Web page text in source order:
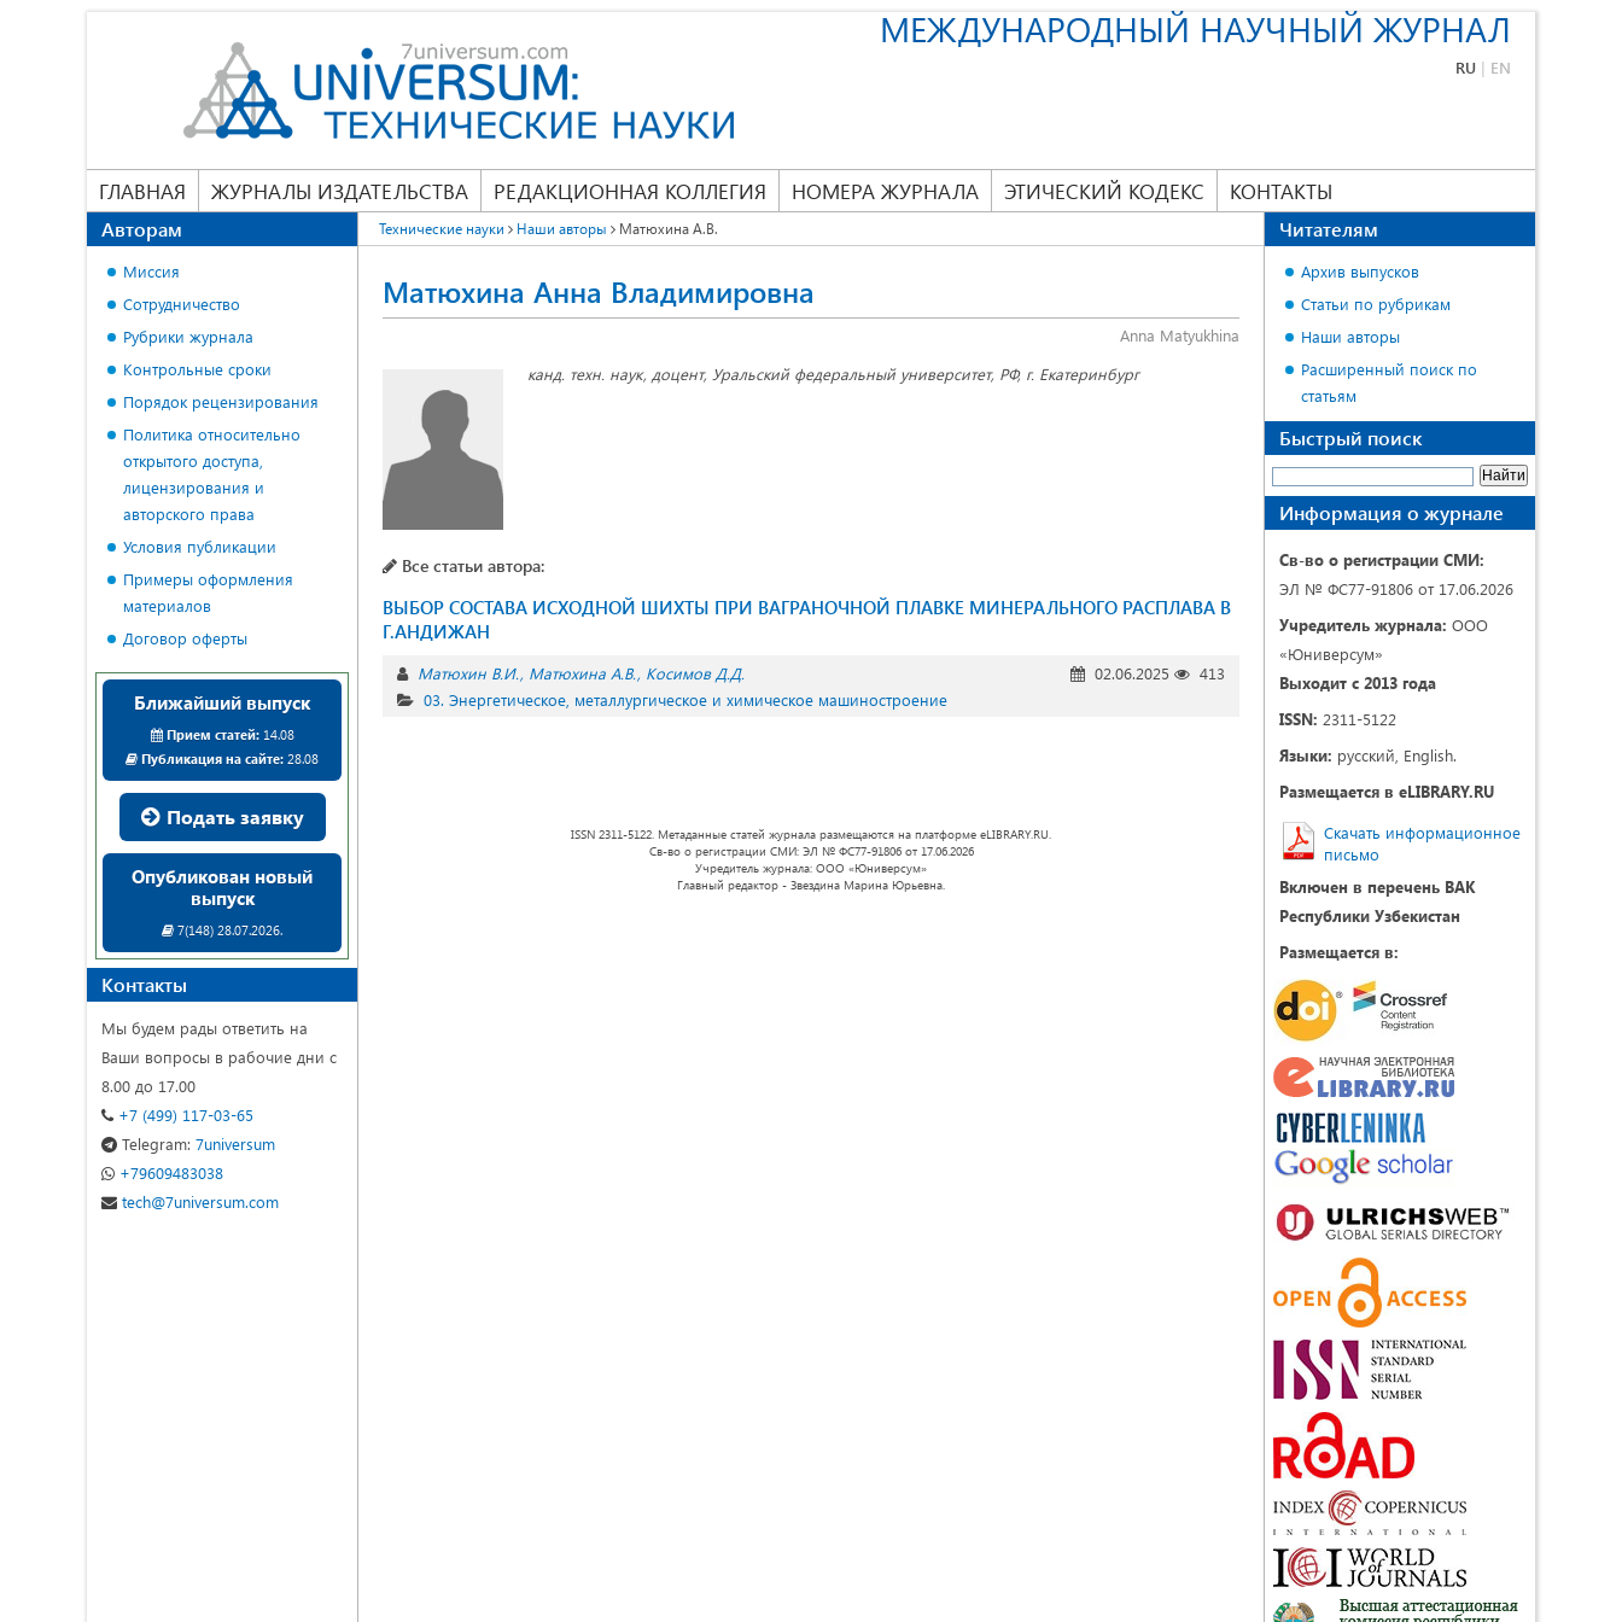
МЕЖДУНАРОДНЫЙ НАУЧНЫЙ ЖУРНАЛ
RU | EN
ГЛАВНАЯ ЖУРНАЛЫ ИЗДАТЕЛЬСТВА РЕДАКЦИОННАЯ КОЛЛЕГИЯ НОМЕРА ЖУРНАЛА ЭТИЧЕСКИЙ КОДЕКС КОНТАКТЫ
Технические науки Наши авторы Матюхина А.В.
Матюхина Анна Владимировна
Anna Matyukhina
канд. техн. наук, доцент, Уральский федеральный университет, РФ, г. Екатеринбург
Все статьи автора:
ВЫБОР СОСТАВА ИСХОДНОЙ ШИХТЫ ПРИ ВАГРАНОЧНОЙ ПЛАВКЕ МИНЕРАЛЬНОГО РАСПЛАВА В
Г.АНДИЖАН
Матюхин В.И. Матюхина А.В. Косимов Д.Д. 02.06.2025
413
03. Энергетическое, металлургическое и химическое машиностроение
ISSN 2311-5122. Метаданные статей журнала размещаются на платформе eLIBRARY.RU.
Св-во о регистрации СМИ: ЭЛ № ФС77-91806 от 17.06.2026
Учредитель журнала: ООО «Юниверсум»
Главный редактор - Звездина Марина Юрьевна.
Авторам
Миссия
Сотрудничество
Рубрики журнала
Контрольные сроки
Порядок рецензирования
Политика относительно
открытого доступа,
лицензирования и
авторского права
Условия публикации
Примеры оформления
материалов
Договор оферты
Ближайший выпуск
Прием статей:14.08
Публикация на сайте: 28.08
Подать заявку
Опубликован новый
выпуск
7(148) 28.07.2026.
Контакты
Мы будем рады ответить на
Ваши вопросы в рабочие дни с
8.00 до 17.00
+7 (499) 117-03-65
Telegram: 7universum
+79609483038
tech@7universum.com
Читателям
Архив выпусков
Статьи по рубрикам
Наши авторы
Расширенный поиск по
статьям
Быстрый поиск
Информация о журнале
Св-во о регистрации СМИ:
ЭЛ № ФС77-91806 от 17.06.2026
Учредитель журнала: ООО
«Юниверсум»
Выходит с 2013 года
ISSN: 2311-5122
Языки: русский, English.
Размещается в eLIBRARY.RU
Скачать информационное
письмо
Включен в перечень ВАК
Республики Узбекистан
Размещается в: